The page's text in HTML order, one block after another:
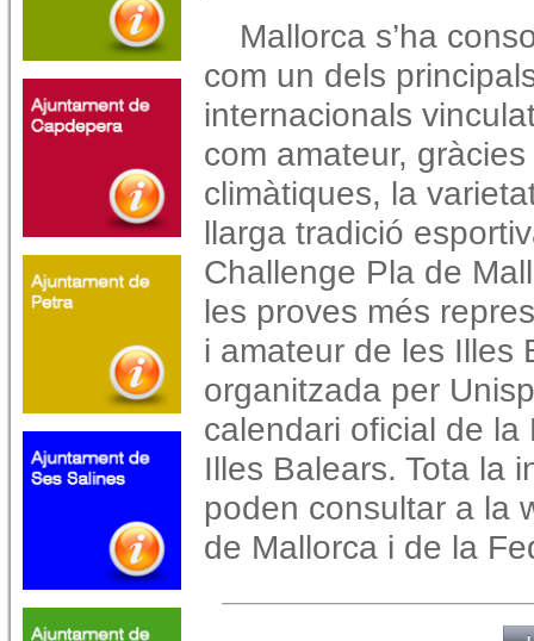
Mallorca s’ha
com un dels
internacionals
com amateur,
climàtiques, la
llarga tradició
Challenge Pla de
les proves més
i amateur de les Illes
organitzada per
calendari oficial de
Illes Balears. Tota la
poden consultar a la
de Mallorca i de la